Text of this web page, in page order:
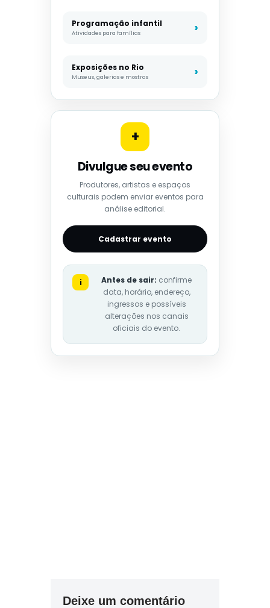
Programação infantil
Atividades para famílias
Exposições no Rio
Museus, galerias e mostras
+
Divulgue seu evento
Produtores, artistas e espaços
culturais podem enviar eventos para
análise editorial.
Cadastrar evento
i Antes de sair: confirme
data, horário, endereço,
ingressos e possíveis
alterações nos canais
oficiais do evento.
Deixe um comentário